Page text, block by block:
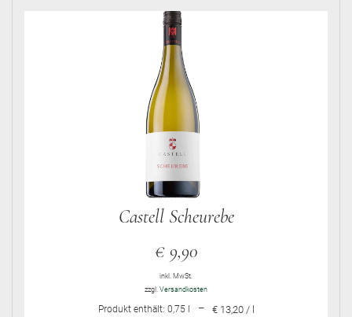
Castell Scheurebe
€9,90
inkl. MwSt.
zzgl. Versandkosten
Produkt enthält: 0,75 l – € 13,20 / l